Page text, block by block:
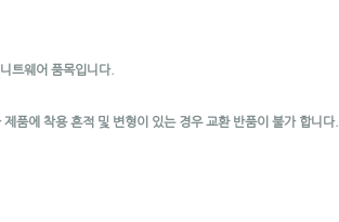
트웨어 품목입니다.
품에 착용 흔적 및 변형이 있는 경우 교환 반품이 불가 합니다.